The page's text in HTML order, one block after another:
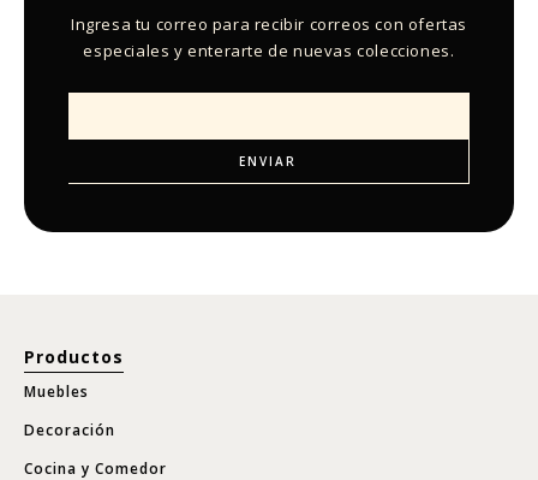
Ingresa tu correo para recibir correos con ofertas
especiales y enterarte de nuevas colecciones.
Productos
Muebles
Decoración
Cocina y Comedor